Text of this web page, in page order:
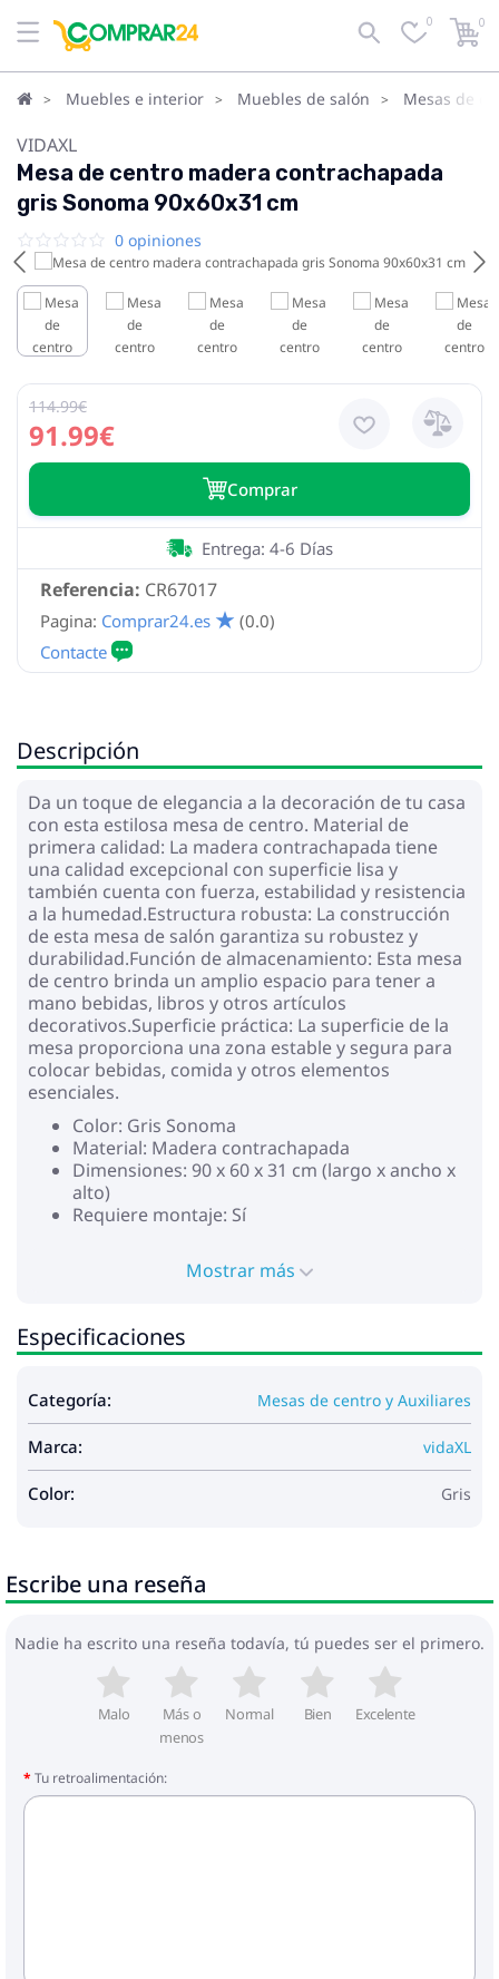
0 0
Muebles e interior Muebles de salón Mesas de
VIDAXL
Mesa de centro madera contrachapada
gris Sonoma 90x60x31 cm
0 opiniones
91.99€
114.99€
Сomprar
Referencia: CR67017
Entrega: 4-6 Días
Pagina: Comprar24.es (0.0)
Descripción
Da un toque de elegancia a la decoración de tu casa
con esta estilosa mesa de centro. Material de
primera calidad: La madera contrachapada tiene
una calidad excepcional con superficie lisa y
también cuenta con fuerza, estabilidad y resistencia
a la humedad.Estructura robusta: La construcción
de esta mesa de salón garantiza su robustez y
durabilidad.Función de almacenamiento: Esta mesa
de centro brinda un amplio espacio para tener a
mano bebidas, libros y otros artículos
decorativos.Superficie práctica: La superficie de la
mesa proporciona una zona estable y segura para
colocar bebidas, comida y otros elementos
esenciales.
Color: Gris Sonoma
Material: Madera contrachapada
Dimensiones: 90 x 60 x 31 cm (largo x ancho x
alto)
Requiere montaje: Sí
Mostrar más
Especificaciones
Categoría: Mesas de centro y Auxiliares
Marca: vidaXL
Color: Gris
Escribe una reseña
Nadie ha escrito una reseña todavía, tú puedes ser el primero.
Malo
Más o
menos
Normal Bien Excelente
Tu retroalimentación: